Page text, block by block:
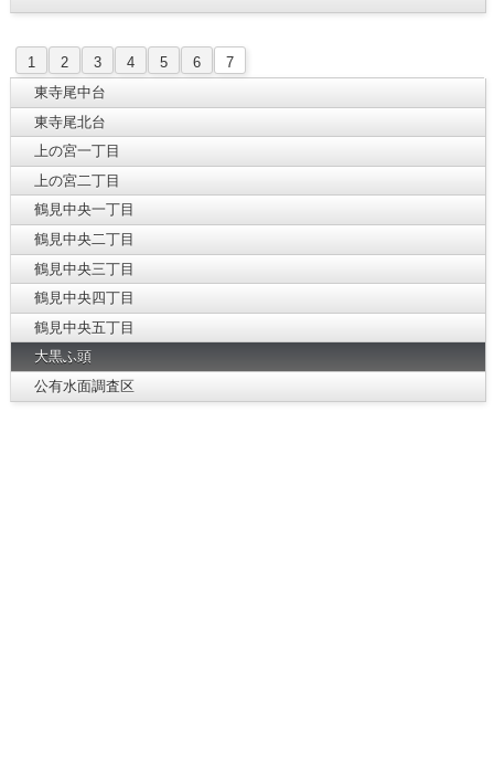
1 2 3 4 5 6
7
東寺尾中台
東寺尾北台
上の宮一丁目
上の宮二丁目
鶴見中央一丁目
鶴見中央二丁目
鶴見中央三丁目
鶴見中央四丁目
鶴見中央五丁目
大黒ふ頭
公有水面調査区